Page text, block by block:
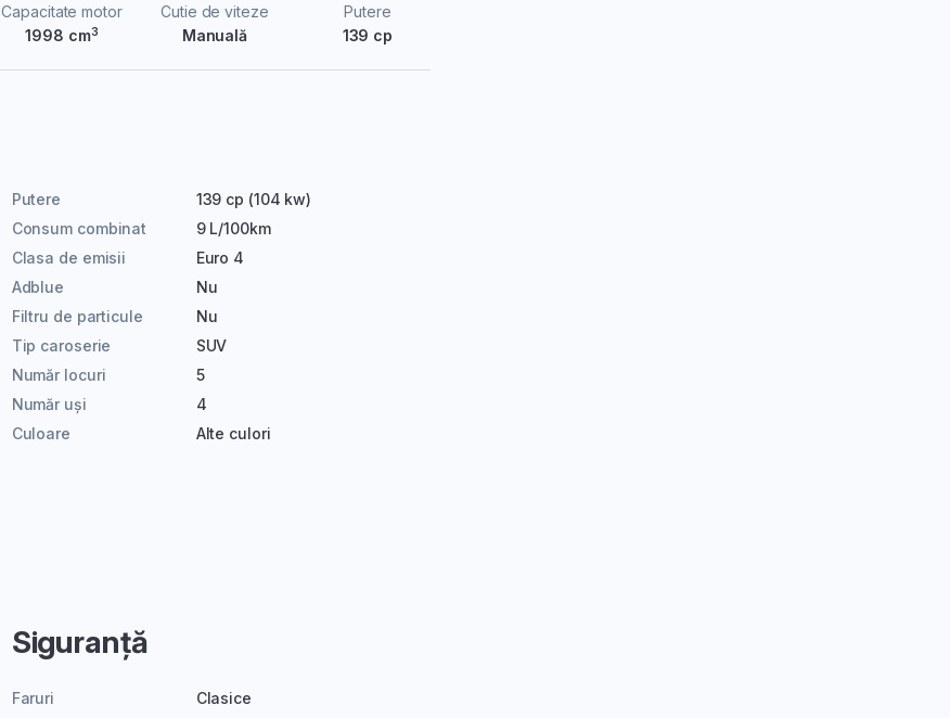
Capacitate motor
1998 cm3
Cutie de viteze
Manuală
Putere
139 cp
Putere
139 cp (104 kw)
Consum combinat
9 L/100km
Clasa de emisii
Euro 4
Adblue
Nu
Filtru de particule
Nu
Tip caroserie
SUV
Număr locuri
5
Număr uși
4
Culoare
Alte culori
Siguranță
Faruri
Clasice